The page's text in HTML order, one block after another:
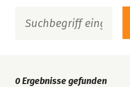
0 Ergebnisse gefunden